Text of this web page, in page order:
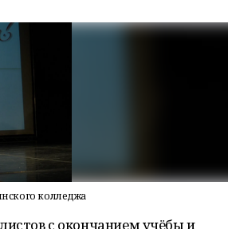
колледжа
с окончанием учёбы и